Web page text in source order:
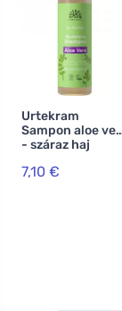
Urtekram
Sampon aloe
- száraz haj
7,10 €